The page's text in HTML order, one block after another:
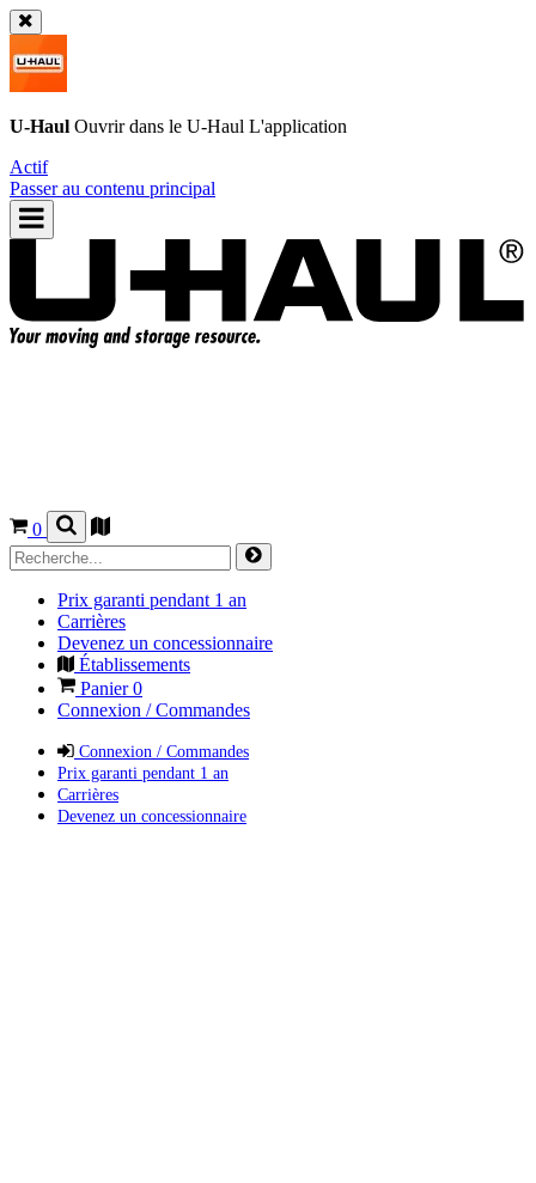
U-Haul Ouvrir dans le U-Haul L'application
Actif
Passer au contenu principal
0
Prix garanti pendant 1 an
Carrières
Devenez un concessionnaire
Établissements
Panier0
Connexion / Commandes
Connexion / Commandes
Prix garanti pendant 1 an
Carrières
Devenez un concessionnaire